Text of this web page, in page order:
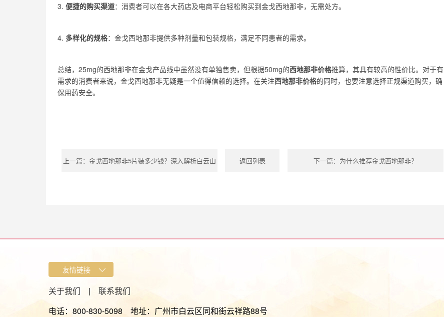
3.便捷的购买渠道：消费者可以在各大药店及电商平台轻松购买到金戈西地那非，无需处方。
4. 多样化的规格：金戈西地那非提供多种剂量和包装规格，满足不同患者的需求。
总结，25mg的西地那非在金戈产品线中虽然没有单独售卖，但根据50mg的西地那非价格推算，其具有较高的性价比。对于有
需求的消费者来说，金戈西地那非无疑是一个值得信赖的选择。在关注西地那非价格的同时，也要注意选择正规渠道购买，确
保用药安全。
上一篇： 金戈西地那非5片装多少钱？深入解析白云山 返回列表 下一篇： 为什么推荐金戈西地那非？
关于我们 | 联系我们
电话：800-830-5098 地址：广州市白云区同和街云祥路88号